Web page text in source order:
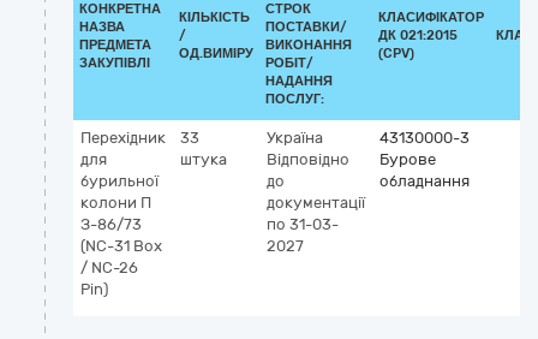
КОНКРЕТНА
НАЗВА
ПРЕДМЕТА
ЗАКУПІВЛІ
КІЛЬКІСТЬ
/
ОД.ВИМІРУ
СТРОК
ПОСТАВКИ/
ВИКОНАННЯ
РОБІТ/
НАДАННЯ
ПОСЛУГ:
КЛАСИФІКАТОР
ДК 021:2015
(CPV)
Перехідник
для
бурильної
колони П
З-86/73
(NC-31 Box
/ NC-26
Pin)
33
штука
Україна
Відповідно
до
документації
по 31-03-
2027
43130000-3
Бурове
обладнання